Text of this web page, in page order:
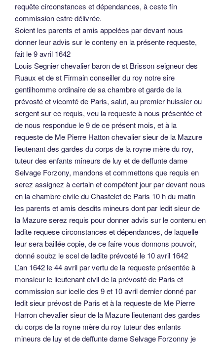
requête circonstances et dépendances, à ceste fin
commission estre délivrée.
Soient les parents et amis appelées par devant nous
donner leur advis sur le conteny en la présente requeste,
fait le 9 avril 1642
Louis Segnier chevalier baron de st Brisson seigneur des
Ruaux et de st Firmain conseiller du roy notre sire
gentilhomme ordinaire de sa chambre et garde de la
prévosté et vicomté de Paris, salut, au premier huissier ou
sergent sur ce requis, veu la requeste à nous présentée et
de nous respondue le 9 de ce présent mois, et à la
requeste de Me Pierre Hatton chevalier sieur de la Mazure
lieutenant des gardes du corps de la royne mère du roy,
tuteur des enfants mineurs de luy et de deffunte dame
Selvage Forzony, mandons et commettons que requis en
serez assignez à certain et compétent jour par devant nous
en la chambre civile du Chastelet de Paris 10 h du matin
les parents et amis desdits mineurs dont par ledit sieur de
la Mazure serez requis pour donner advis sur le contenu en
ladite requese circonstances et dépendances, de laquelle
leur sera baillée copie, de ce faire vous donnons pouvoir,
donné soubz le scel de ladite prévosté le 10 avril 1642
L’an 1642 le 44 avril par vertu de la requeste présentée à
monsieur le lieutenant civil de la prévosté de Paris et
commission sur icelle des 9 et 10 avril dernier donné par
ledit sieur prévost de Paris et à la requeste de Me Pierre
Harron chevalier sieur de la Mazure lieutenant des gardes
du corps de la royne mère du roy tuteur des enfants
mineurs de luy et de deffunte dame Selvage Forzonny je